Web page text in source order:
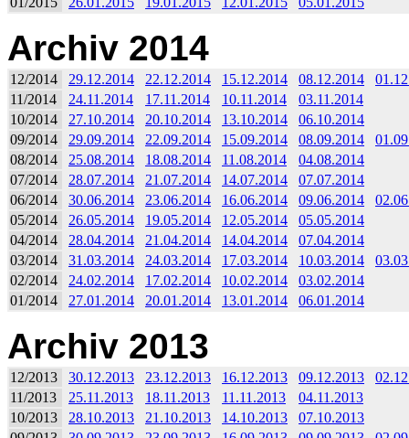
Archiv 2014
12/2014 29.12.2014 22.12.2014 15.12.2014 08.12.2014
11/2014
24.11.2014 17.11.2014 10.11.2014
03.11.2014
10/2014
27.10.2014 20.10.2014 13.10.2014
06.10.2014
09/2014
29.09.2014 22.09.2014 15.09.2014 08.09.2014
08/2014
25.08.2014 18.08.2014 11.08.2014
04.08.2014
07/2014
28.07.2014 21.07.2014 14.07.2014
07.07.2014
06/2014
30.06.2014 23.06.2014 16.06.2014 09.06.2014
05/2014
26.05.2014 19.05.2014 12.05.2014
05.05.2014
04/2014
28.04.2014 21.04.2014 14.04.2014
07.04.2014
03/2014
31.03.2014 24.03.2014 17.03.2014 10.03.2014
02/2014
24.02.2014 17.02.2014 10.02.2014
03.02.2014
01/2014
27.01.2014 20.01.2014 13.01.2014 06.01.2014
Archiv 2013
12/2013 30.12.2013 23.12.2013 16.12.2013 09.12.2013
11/2013
25.11.2013 18.11.2013 11.11.2013
04.11.2013
10/2013
28.10.2013 21.10.2013 14.10.2013
07.10.2013